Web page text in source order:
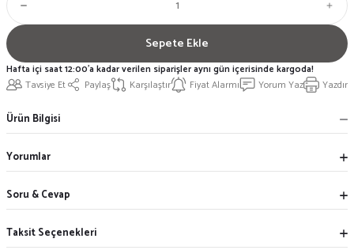
Sepete Ekle
Tavsiye Et Paylaş Karşılaştır Fiyat Alarmı Yorum Yaz Yazdır
Hafta içi saat 12:00'a kadar verilen siparişler aynı gün içerisinde kargoda!
Ürün Bilgisi
Yorumlar
Soru & Cevap
Taksit Seçenekleri